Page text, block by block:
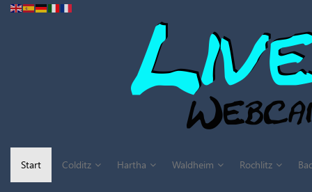
Start Colditz Hartha Waldheim Rochlitz